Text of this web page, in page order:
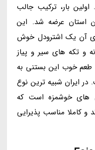
بار، ترکیب جالب
استان عرضه شد. این
آن یک اشترودل خوش
و تکه های سیر و پیاز
طعم خوب این بستنی به
ایران شبیه ترین نوع
های خوشمزه است که
و کاملا مناسب پذیرایی